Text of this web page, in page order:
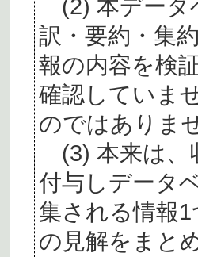
(2) 本データ
訳・要約・集
報の内容を検
確認していま
のではありま
(3) 本来は、
付与しデータ
集される情報
の見解をまと